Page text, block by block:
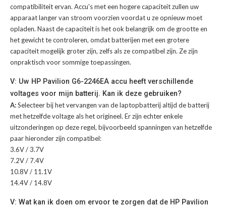
compatibiliteit ervan. Accu's met een hogere capaciteit zullen uw
apparaat langer van stroom voorzien voordat u ze opnieuw moet
opladen. Naast de capaciteit is het ook belangrijk om de grootte en
het gewicht te controleren, omdat batterijen met een grotere
capaciteit mogelijk groter zijn, zelfs als ze compatibel zijn. Ze zijn
onpraktisch voor sommige toepassingen.
V: Uw HP Pavilion G6-2246EA accu heeft verschillende
voltages voor mijn batterij. Kan ik deze gebruiken?
A:Selecteer bij het vervangen van de laptopbatterij altijd de batterij
met hetzelfde voltage als het origineel. Er zijn echter enkele
uitzonderingen op deze regel, bijvoorbeeld spanningen van hetzelfde
paar hieronder zijn compatibel:
3.6V / 3.7V
7.2V / 7.4V
10.8V / 11.1V
14.4V / 14.8V
V: Wat kan ik doen om ervoor te zorgen dat de HP Pavilion